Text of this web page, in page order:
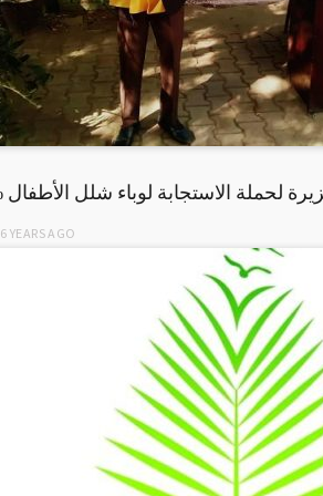
لحملة الاستجابة لوباء شلل الأطفال
6 YEARSAGO